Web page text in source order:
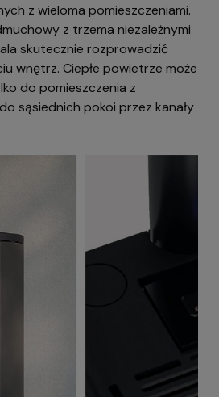
z wieloma pomieszczeniami.
z trzema niezależnymi
skutecznie rozprowadzić
wnętrz. Ciepłe powietrze może
do pomieszczenia z
sąsiednich pokoi przez kanały